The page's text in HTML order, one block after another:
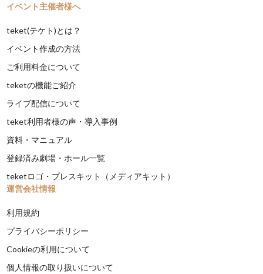
イベント主催者様へ
teket(テケト)とは？
イベント作成の方法
ご利用料金について
teketの機能ご紹介
ライブ配信について
teket利用者様の声・導入事例
資料・マニュアル
登録済み劇場・ホール一覧
teketロゴ・プレスキット（メディアキット）
運営会社情報
利用規約
プライバシーポリシー
Cookieの利用について
個人情報の取り扱いについて